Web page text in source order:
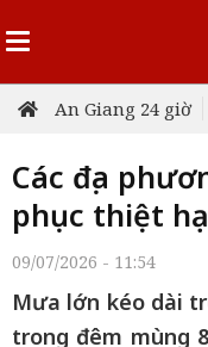
An Giang 24 giờ
Các địa
phục thiệt
09/07/2026 - 11:54
Mưa lớn kéo dài
trong đêm mùng